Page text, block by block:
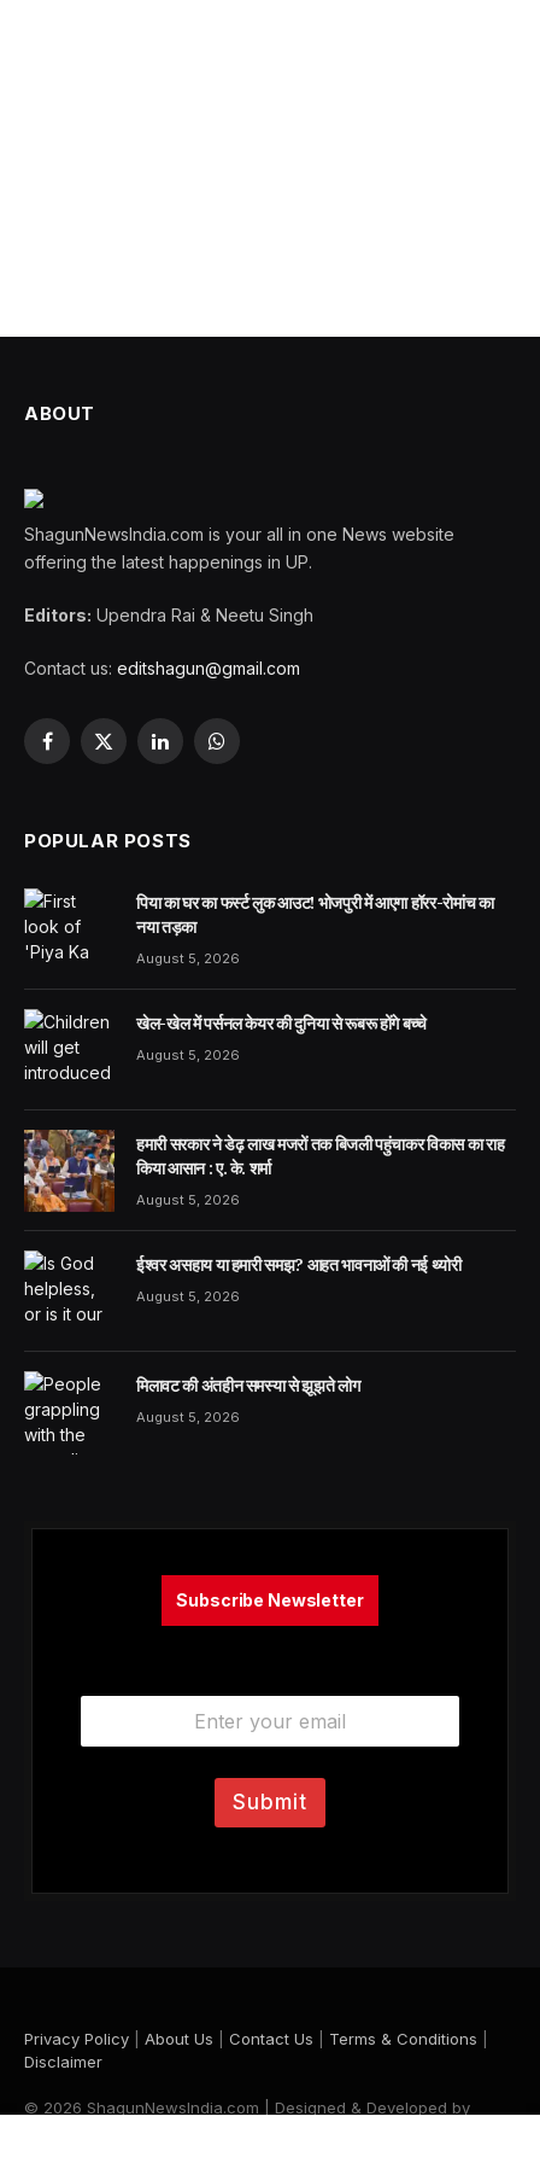
ABOUT
ShagunNewsIndia.com is your all in one News website
offering the latest happenings in UP.
Editors: Upendra Rai & Neetu Singh
Contact us: editshagun@gmail.com
Facebook
X
LinkedInWhatsApp
POPULAR POSTS
पिया का घर का फर्स्ट लुक आउट! भोजपुरी में आएगा हॉरर-रोमांच का
नया तड़का
August 5, 2026
खेल-खेल में पर्सनल केयर की दुनिया से रूबरू होंगे बच्चे
August 5, 2026
हमारी सरकार ने डेढ़ लाख मजरों तक बिजली पहुंचाकर विकास का राह
किया आसान : ए. के. शर्मा
August 5, 2026
ईश्वर असहाय या हमारी समझ? आहत भावनाओं की नई थ्योरी
August 5, 2026
मिलावट की अंतहीन समस्या से झूझते लोग
August 5, 2026
Subscribe Newsletter
E
a
Submit
Privacy Policy About Us Contact Us Terms & Conditions
Disclaimer
© 2026 ShagunNewsIndia.com | Designed & Developed by